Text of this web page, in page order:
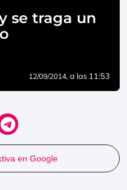
se traga un
12/09/2014, a las 11:53
en Google